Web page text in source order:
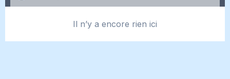
Il n’y a encore rien ici